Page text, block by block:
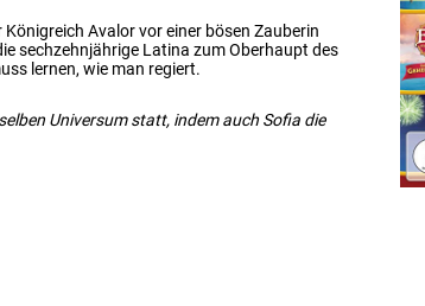
Königreich Avalor vor einer bösen Zauberin
sechzehnjährige Latina zum Oberhaupt des
lernen, wie man regiert.
Universum statt, indem auch Sofia die